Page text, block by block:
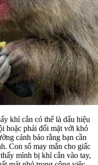
khỉ cắn có thể là dấu hiệu
hoặc phải đối mặt với khó
cảnh báo rằng bạn cần
Con số may mắn cho giấc
mình bị khỉ cắn vào tay,